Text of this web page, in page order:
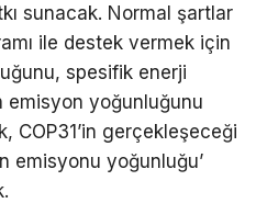
sunacak. Normal şartlar
ile destek vermek için
spesifik enerji
yoğunluğunu
COP31’in gerçekleşeceği
emisyonu yoğunluğu’